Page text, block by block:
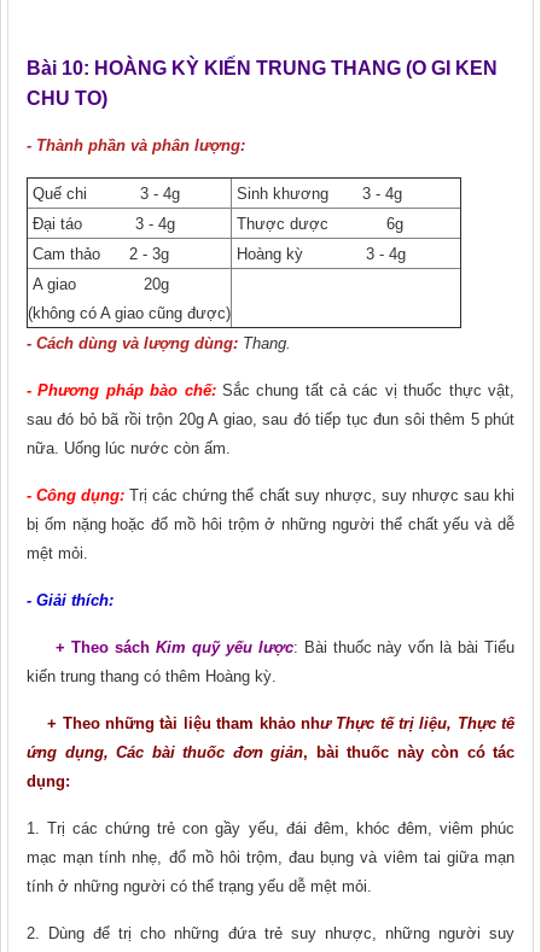
Bài 10: HOÀNG KỲ KIẾN TRUNG THANG (O GI KEN
CHU TO)
- Thành phần và phân lượng:
Quế chi 3 - 4g Sinh khương 3 - 4g
Đại táo 3 - 4g
Thược dược 6g
Cam thảo 2 - 3g
Hoàng kỳ 3 - 4g
A giao 20g
(không có A giao cũng được)
- Cách dùng và lượng dùng: Thang.
- Phương pháp bào chế: Sắc chung tất cả các vị thuốc thực vật,
sau đó bỏ bã rồi trộn 20g A giao, sau đó tiếp tục đun sôi thêm 5 phút
nữa. Uống lúc nước còn ấm.
- Công dụng: Trị các chứng thể chất suy nhược, suy nhược sau khi
bị ốm nặng hoặc đổ mồ hôi trộm ở những người thể chất yếu và dễ
mệt mỏi.
- Giải thích:
+ Theo sáchKim quỹ yếu lược: Bài thuốc này vốn là bài Tiểu
kiến trung thang có thêm Hoàng kỳ.
+ Theo những tài liệu tham khảo như Thực tế trị liệu, Thực tế
ứng dụng, Các bài thuốc đơn giản, bài thuốc này còn có tác
dụng:
1. Trị các chứng trẻ con gầy yếu, đái đêm, khóc đêm, viêm phúc
mạc mạn tính nhẹ, đổ mồ hôi trộm, đau bụng và viêm tai giữa mạn
tính ở những người có thể trạng yếu dễ mệt mỏi.
2. Dùng để trị cho những đứa trẻ suy nhược, những người suy